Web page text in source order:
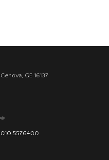
GE 16137
5576400